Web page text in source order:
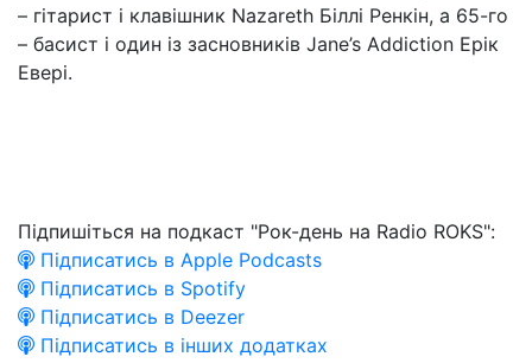
– гітарист і клавішник Nazareth Біллі Ренкін, а 65-го
– басист і один із засновників Jane’s Addiction Ерік
Евері.
Підпишіться на подкаст "Рок-день на Radio ROKS":
Підписатись в Apple Podcasts
Підписатись в Spotify
Підписатись в Deezer
Підписатись в інших додатках